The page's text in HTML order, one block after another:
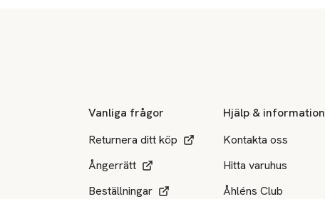
Vanliga frågor
Returnera ditt köp
Ångerrätt
Beställningar
Hjälp & information
Kontakta oss
Hitta varuhus
Åhléns Club